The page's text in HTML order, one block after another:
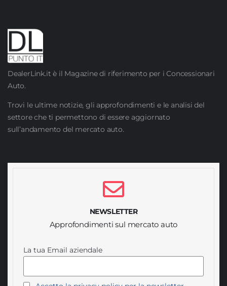
DealerLink.it è il Magazine di riferimento per i Concessionari
Auto.
Trovi le ultime notizie, gli approfondimenti e le analisi del
settore che ti permettono di essere aggiornato
sull’andamento del mercato auto.
NEWSLETTER
Approfondimenti sul mercato auto
La tua Email aziendale